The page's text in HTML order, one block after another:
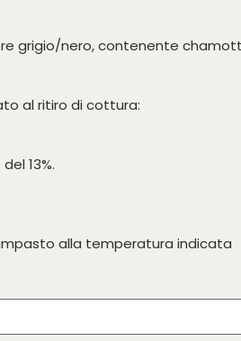
grigio/nero, contenente
al ritiro di cottura:
13%.
alla temperatura indicata